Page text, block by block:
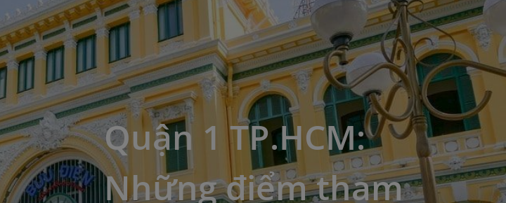
Quận 1 TP.HCM:
Những điểm tham